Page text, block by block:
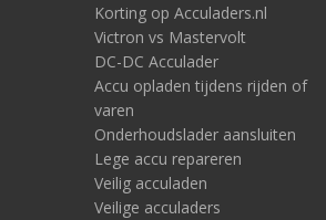
Korting op Acculaders.nl
Victron vs Mastervolt
DC-DC Acculader
Accu opladen tijdens rijden of
varen
Onderhoudslader aansluiten
Lege accu repareren
Veilig acculaden
Veilige acculaders